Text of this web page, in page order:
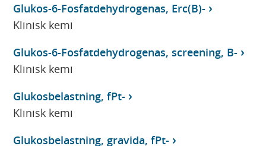
Glukos-6-Fosfatdehydrogenas, Erc(B)-
Klinisk kemi
Glukos-6-Fosfatdehydrogenas, screening, B-
Klinisk kemi
Glukosbelastning, fPt-
Klinisk kemi
Glukosbelastning, gravida, fPt-